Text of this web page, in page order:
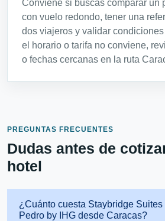
Conviene si buscas comparar un
con vuelo redondo, tener una
dos viajeros y validar
el horario o tarifa no conviene,
o fechas cercanas en la ruta
PREGUNTAS FRECUENTES
Dudas antes de
hotel
¿Cuánto cuesta Staybridge Suites
Pedro by IHG desde Caracas?